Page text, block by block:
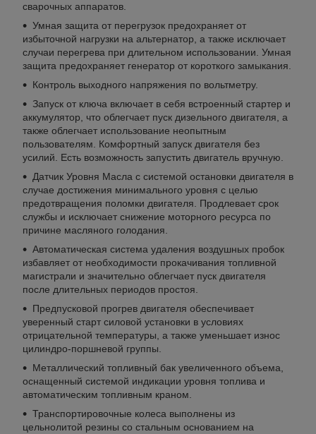
сварочных аппаратов.
Умная защита от перегрузок предохраняет от
избыточной нагрузки на альтернатор, а также исключает
случаи перегрева при длительном использовании. Умная
защита предохраняет генератор от короткого замыкания.
Контроль выходного напряжения по вольтметру.
Запуск от ключа включает в себя встроенный стартер и
аккумулятор, что облегчает пуск дизельного двигателя, а
также облегчает использование неопытным
пользователям. Комфортный запуск двигателя без
усилий. Есть возможность запустить двигатель вручную.
Датчик Уровня Масла с системой остановки двигателя в
случае достижения минимального уровня с целью
предотвращения поломки двигателя. Продлевает срок
службы и исключает снижение моторного ресурса по
причине масляного голодания.
Автоматическая система удаления воздушных пробок
избавляет от необходимости прокачивания топливной
магистрали и значительно облегчает пуск двигателя
после длительных периодов простоя.
Предпусковой прогрев двигателя обеспечивает
уверенный старт силовой установки в условиях
отрицательной температуры, а также уменьшает износ
цилиндро-поршневой группы.
Металлический топливный бак увеличенного объема,
оснащенный системой индикации уровня топлива и
автоматическим топливным краном.
Транспортировочные колеса выполнены из
цельнолитой резины со стальным основанием на